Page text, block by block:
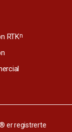
RTKn
er registrerte